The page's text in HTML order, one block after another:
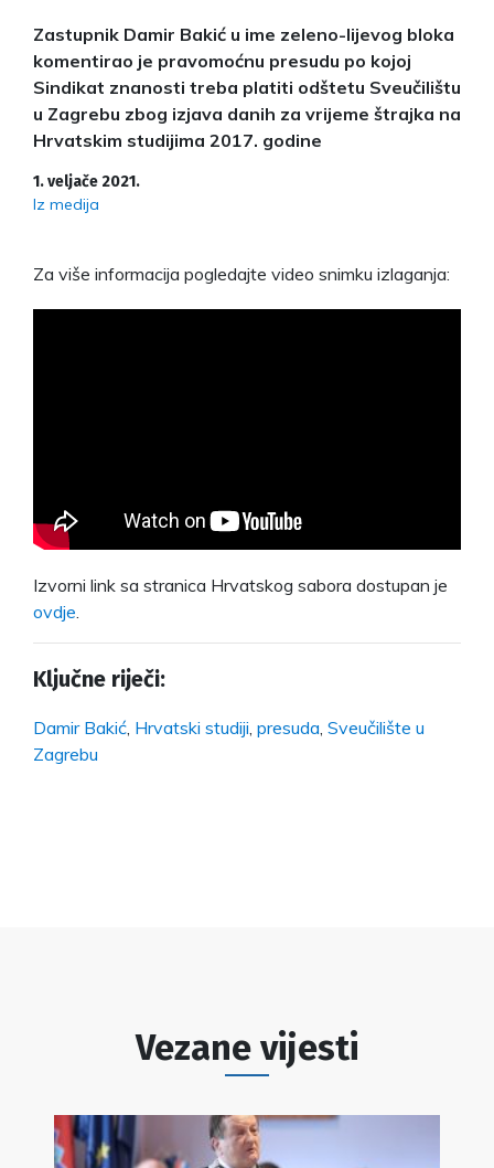
Zastupnik Damir Bakić u ime zeleno-lijevog bloka
komentirao je pravomoćnu presudu po kojoj
Sindikat znanosti treba platiti odštetu Sveučilištu
u Zagrebu zbog izjava danih za vrijeme štrajka na
Hrvatskim studijima 2017. godine
1. veljače 2021.
Iz medija
Za više informacija pogledajte video snimku izlaganja:
Izvorni link sa stranica Hrvatskog sabora dostupan je
ovdje
Ključne riječi:
Damir Bakić Hrvatski studiji presuda Sveučilište u
Zagrebu
Vezane vijesti